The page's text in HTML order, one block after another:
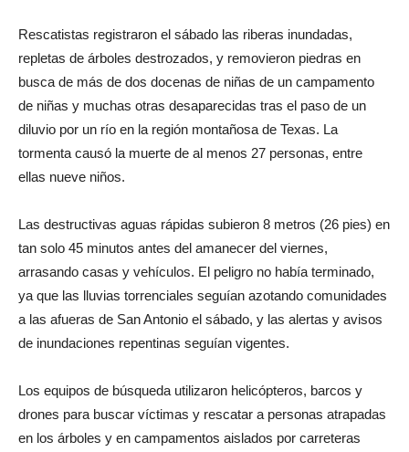
Rescatistas registraron el sábado las riberas inundadas,
repletas de árboles destrozados, y removieron piedras en
busca de más de dos docenas de niñas de un campamento
de niñas y muchas otras desaparecidas tras el paso de un
diluvio por un río en la región montañosa de Texas. La
tormenta causó la muerte de al menos 27 personas, entre
ellas nueve niños.
Las destructivas aguas rápidas subieron 8 metros (26 pies) en
tan solo 45 minutos antes del amanecer del viernes,
arrasando casas y vehículos. El peligro no había terminado,
ya que las lluvias torrenciales seguían azotando comunidades
a las afueras de San Antonio el sábado, y las alertas y avisos
de inundaciones repentinas seguían vigentes.
Los equipos de búsqueda utilizaron helicópteros, barcos y
drones para buscar víctimas y rescatar a personas atrapadas
en los árboles y en campamentos aislados por carreteras